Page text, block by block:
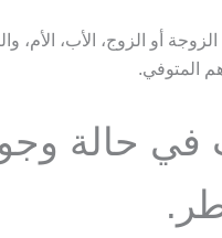
أو الزوج، الأب، الأم،
المتوفي.
في حالة